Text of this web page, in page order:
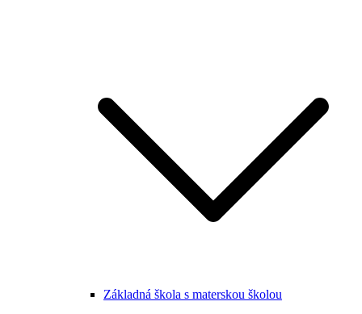
Základná škola s materskou školou